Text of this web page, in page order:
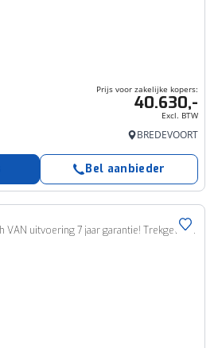
Prijs voor zakelijke kopers:
40.630,-
Excl. BTW
BREDEVOORT
Bel aanbieder
EVX VAN Titanium 73.4 kWh VAN uitvoering 7 jaar garantie! Trekgewicht 1.500 kg!